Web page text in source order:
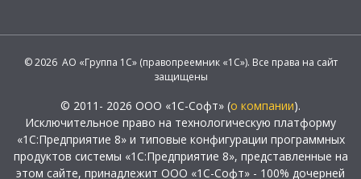
© 2026 АО «Группа 1С» (правопреемник «1С»). Все права на сайт
защищены
© 2011- 2026 ООО «1С-Софт» (о компании).
Исключительное право на технологическую платформу
«1С:Предприятие 8» и типовые конфигурации программных
продуктов системы «1С:Предприятие 8», представленные на
этом сайте, принадлежит ООО «1С-Софт» - 100% дочерней